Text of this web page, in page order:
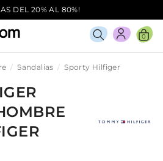
DEL 20% AL 80%!
0
Sandalias Sporty Hilfiger